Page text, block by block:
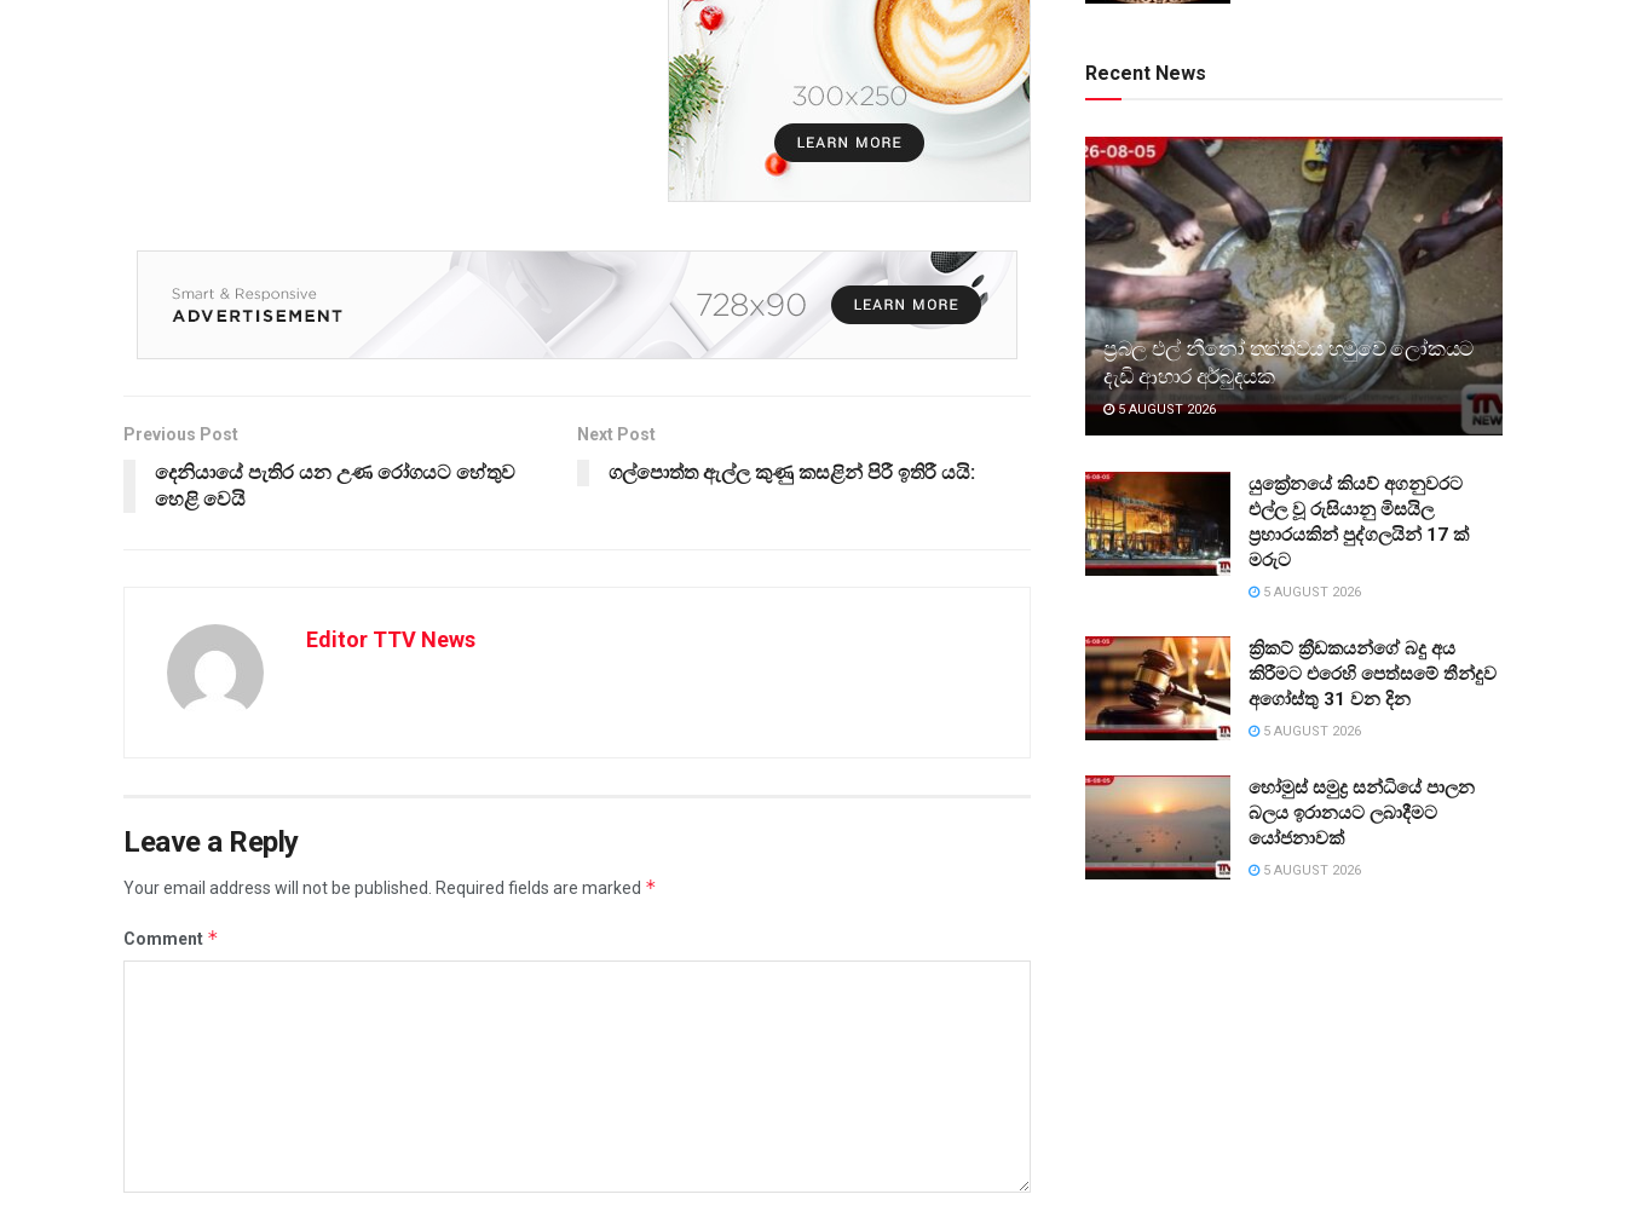
Previous Post
දෙනියායේ පැතිර යන උණ රෝගයට හේතුව
හෙළි වෙයි
Next Post
ගල්පොත්ත ඇල්ල කුණු කසළින් පිරී ඉතිරී යයි:
Editor TTV News
Leave a Reply
Your email address will not be published. Required fields are marked *
Comment *
Recent News
ප්‍රබල එල් නීනෝ තත්ත්වය හමුවේ ලෝකයට
දැඩි ආහාර අර්බුදයක
5 AUGUST 2026
යුක්‍රේනයේ කියව් අගනුවරට
එල්ල වූ රුසියානු මිසයිල
ප්‍රහාරයකින් පුද්ගලයින් 17 ක්
මරුට
5 AUGUST 2026
ක්‍රිකට් ක්‍රීඩකයන්ගේ බදු අය
කිරීමට එරෙහි පෙත්සමේ තීන්දුව
අගෝස්තු 31 වන දින
5 AUGUST 2026
හෝමුස් සමුද්‍ර සන්ධියේ පාලන
බලය ඉරානයට ලබාදීමට
යෝජනාවක්
5 AUGUST 2026